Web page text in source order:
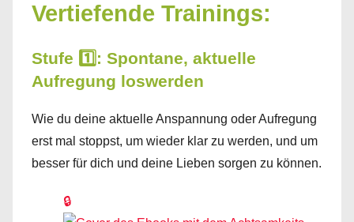
Vertiefende Trainings:
Stufe 1️⃣: Spontane, aktuelle
Aufregung loswerden
Wie du deine aktuelle Anspannung oder Aufregung
erst mal stoppst, um wieder klar zu werden, und um
besser für dich und deine Lieben sorgen zu können.
🔒